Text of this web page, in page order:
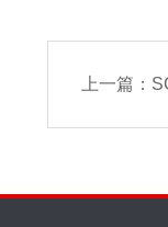
上一篇：